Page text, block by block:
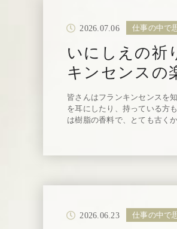
2026.07.06 仕事の中で
いにしえの
キンセンスの
皆さんはフランキンセンスを
を耳にしたり、持っている方
は樹脂の香料で、とても古く
2026.06.23 仕事の中で